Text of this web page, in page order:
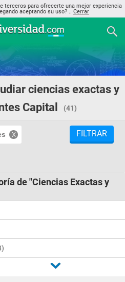
terceros para ofrecerte una mejor experiencia
aceptando su uso? .. Cerrar
ciencias exactas y
Capital
(41)
FILTRAR
de "Ciencias Exactas y